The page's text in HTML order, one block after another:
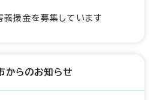
援金を募集しています
からのお知らせ